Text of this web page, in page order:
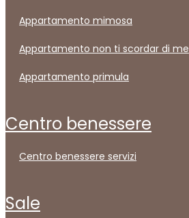
appartamento mimosa
appartamento non ti scordar di me
appartamento primula
centro benessere
centro benessere servizi
sale